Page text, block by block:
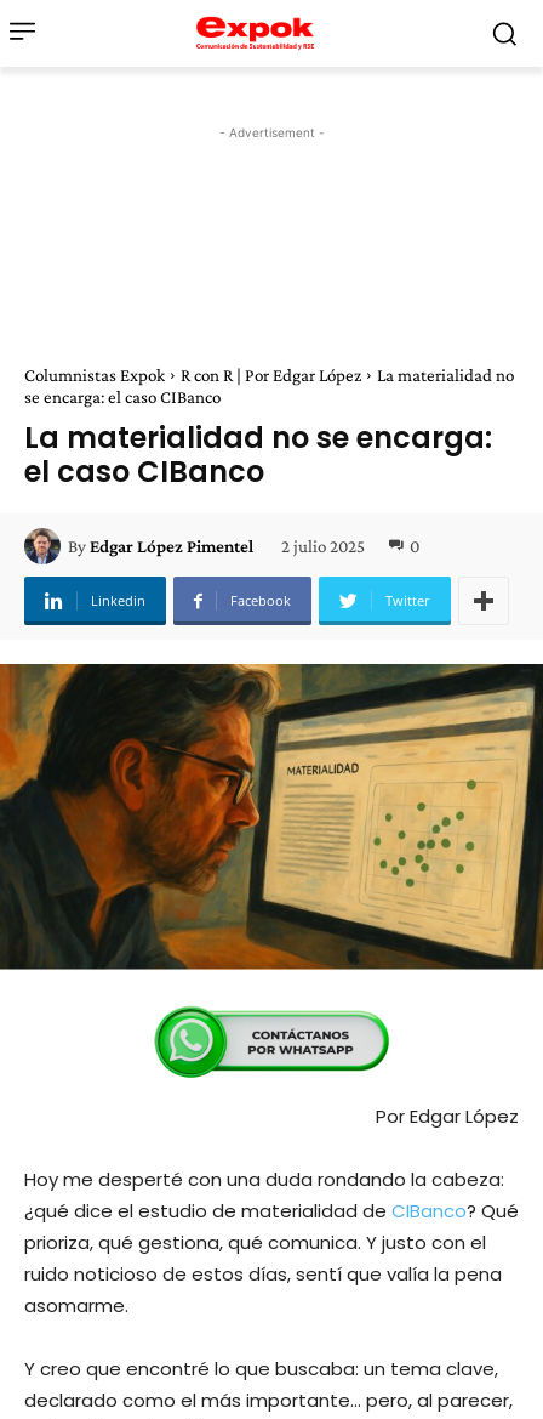
- Advertisement -
Columnistas Expok R con R | Por Edgar López
La materialidad no
se encarga: el caso CIBanco
La materialidad no se encarga:
el caso CIBanco
ByEdgar López Pimentel 2 julio 2025 0
Linkedin Facebook Twitter
Por Edgar López
Hoy me desperté con una duda rondando la cabeza:
¿qué dice el estudio de materialidad de CIBanco? Qué
prioriza, qué gestiona, qué comunica. Y justo con el
ruido noticioso de estos días, sentí que valía la pena
asomarme.
Y creo que encontré lo que buscaba: un tema clave,
declarado como el más importante… pero, al parecer,